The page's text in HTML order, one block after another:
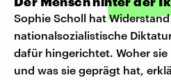
Sophie Scholl hat
nationalsozialistische
dafür hingerichtet. Woher
und was sie geprägt hat,